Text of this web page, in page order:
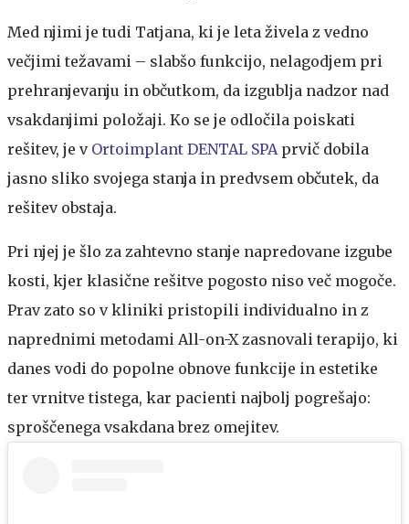
Med njimi je tudi Tatjana, ki je leta živela z vedno
večjimi težavami – slabšo funkcijo, nelagodjem pri
prehranjevanju in občutkom, da izgublja nadzor nad
vsakdanjimi položaji. Ko se je odločila poiskati
rešitev, je v Ortoimplant DENTAL SPAprvič dobila
jasno sliko svojega stanja in predvsem občutek, da
rešitev obstaja.
Pri njej je šlo za zahtevno stanje napredovane izgube
kosti, kjer klasične rešitve pogosto niso več mogoče.
Prav zato so v kliniki pristopili individualno in z
naprednimi metodami All-on-X zasnovali terapijo, ki
danes vodi do popolne obnove funkcije in estetike
ter vrnitve tistega, kar pacienti najbolj pogrešajo:
sproščenega vsakdana brez omejitev.